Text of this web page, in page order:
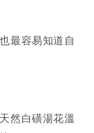
最容易知道自
然白磺湯花溫